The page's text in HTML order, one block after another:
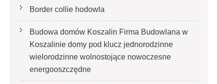
Border collie hodowla
Budowa domów Koszalin Firma Budowlana w
Koszalinie domy pod klucz jednorodzinne
wielorodzinne wolnostojące nowoczesne
energooszczędne